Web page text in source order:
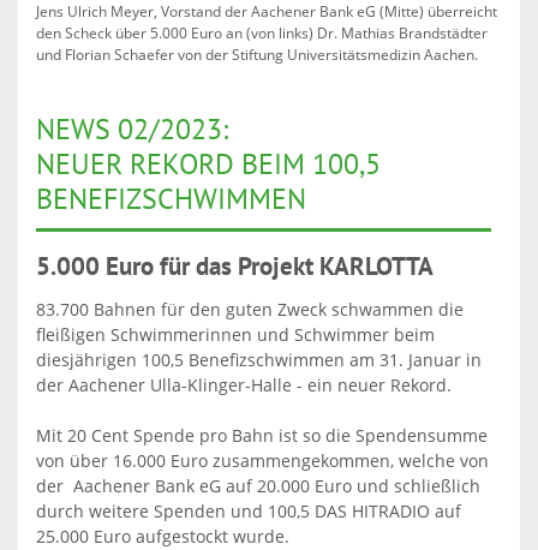
Jens Ulrich Meyer, Vorstand der Aachener Bank eG (Mitte) überreicht
den Scheck über 5.000 Euro an (von links) Dr. Mathias Brandstädter
und Florian Schaefer von der Stiftung Universitätsmedizin Aachen.
NEWS 02/2023:
NEUER REKORD BEIM 100,5
BENEFIZSCHWIMMEN
5.000 Euro für das Projekt KARLOTTA
83.700 Bahnen für den guten Zweck schwammen die
fleißigen Schwimmerinnen und Schwimmer beim
diesjährigen 100,5 Benefizschwimmen am 31. Januar in
der Aachener Ulla-Klinger-Halle - ein neuer Rekord.
Mit 20 Cent Spende pro Bahn ist so die Spendensumme
von über 16.000 Euro zusammengekommen, welche von
der Aachener Bank eG auf 20.000 Euro und schließlich
durch weitere Spenden und 100,5 DAS HITRADIO auf
25.000 Euro aufgestockt wurde.